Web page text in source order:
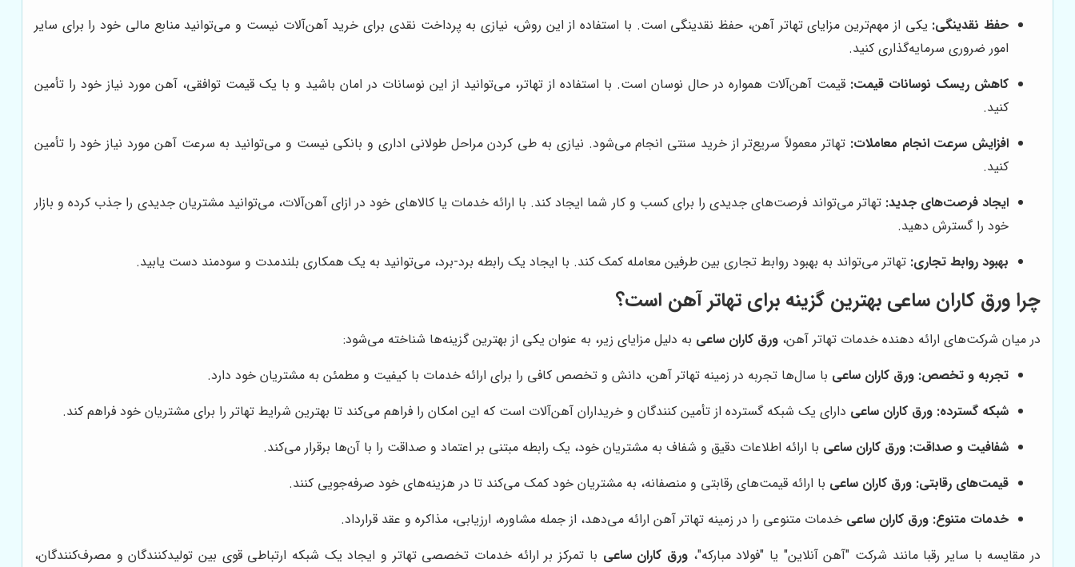
حفظ نقدینگی: یکی از مهم‌ترین مزایای تهاتر آهن، حفظ نقدینگی است. با استفاده از این روش، نیازی به پرداخت نقدی برای خرید آهن‌آلات نیست و می‌توانید منابع مالی خود را برای سایر
امور ضروری سرمایه‌گذاری کنید.
کاهش ریسک نوسانات قیمت: قیمت آهن‌آلات همواره در حال نوسان است. با استفاده از تهاتر، می‌توانید از این نوسانات در امان باشید و با یک قیمت توافقی، آهن مورد نیاز خود را تأمین
کنید.
افزایش سرعت انجام معاملات: تهاتر معمولاً سریع‌تر از خرید سنتی انجام می‌شود. نیازی به طی کردن مراحل طولانی اداری و بانکی نیست و می‌توانید به سرعت آهن مورد نیاز خود را تأمین
کنید.
ایجاد فرصت‌های جدید: تهاتر می‌تواند فرصت‌های جدیدی را برای کسب و کار شما ایجاد کند. با ارائه خدمات یا کالاهای خود در ازای آهن‌آلات، می‌توانید مشتریان جدیدی را جذب کرده و بازار
خود را گسترش دهید.
بهبود روابط تجاری: تهاتر می‌تواند به بهبود روابط تجاری بین طرفین معامله کمک کند. با ایجاد یک رابطه برد-برد، می‌توانید به یک همکاری بلندمدت و سودمند دست یابید.
چرا ورق کاران ساعی بهترین گزینه برای تهاتر آهن است؟
در میان شرکت‌های ارائه دهنده خدمات تهاتر آهن، ورق کاران ساعی به دلیل مزایای زیر، به عنوان یکی از بهترین گزینه‌ها شناخته می‌شود:
تجربه و تخصص: ورق کاران ساعی با سال‌ها تجربه در زمینه تهاتر آهن، دانش و تخصص کافی را برای ارائه خدمات با کیفیت و مطمئن به مشتریان خود دارد.
شبکه گسترده: ورق کاران ساعی دارای یک شبکه گسترده از تأمین کنندگان و خریداران آهن‌آلات است که این امکان را فراهم می‌کند تا بهترین شرایط تهاتر را برای مشتریان خود فراهم کند.
شفافیت و صداقت: ورق کاران ساعی با ارائه اطلاعات دقیق و شفاف به مشتریان خود، یک رابطه مبتنی بر اعتماد و صداقت را با آن‌ها برقرار می‌کند.
قیمت‌های رقابتی: ورق کاران ساعی با ارائه قیمت‌های رقابتی و منصفانه، به مشتریان خود کمک می‌کند تا در هزینه‌های خود صرفه‌جویی کنند.
خدمات متنوع: ورق کاران ساعی خدمات متنوعی را در زمینه تهاتر آهن ارائه می‌دهد، از جمله مشاوره، ارزیابی، مذاکره و عقد قرارداد.
در مقایسه با سایر رقبا مانند شرکت "آهن آنلاین" یا "فولاد مبارکه"،ورق کاران ساعی با تمرکز بر ارائه خدمات تخصصی تهاتر و ایجاد یک شبکه ارتباطی قوی بین تولیدکنندگان و مصرف‌کنندگان،